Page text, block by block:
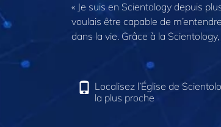
« Je suis en Scientology depuis
voulais être capable de
dans la vie. Grâce à la
Localisez l’Église de
la plus proche